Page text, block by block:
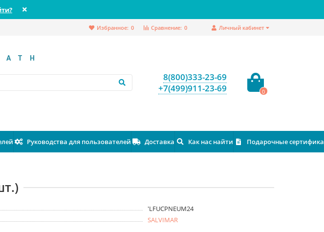
Личный кабинет
Сравнение: 0
Избранное: 0
8(800)333-23-69
+7(499)911-23-69
0
Руководства для пользователей Доставка Как нас найти Подарочные
'LFUCPNEUM24
SALVIMAR